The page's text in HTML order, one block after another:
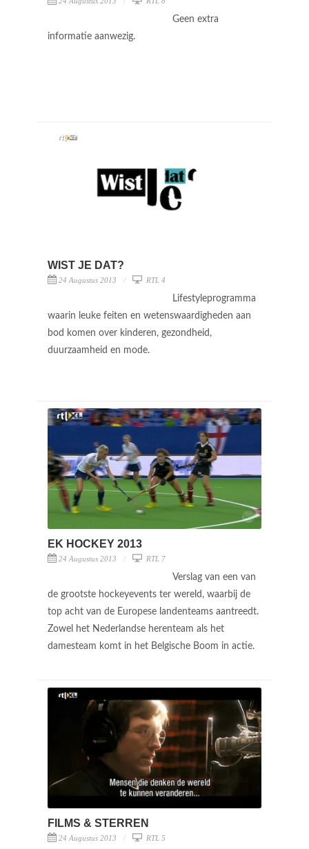
Geen extra
informatie aanwezig.
WIST JE DAT?
24 Augustus 2013 RTL 4
Lifestyleprogramma
waarin leuke feiten en wetenswaardigheden aan
bod komen over kinderen, gezondheid,
duurzaamheid en mode.
EK HOCKEY 2013
24 Augustus 2013 RTL 7
Verslag van een van
de grootste hockeyevents ter wereld, waarbij de
top acht van de Europese landenteams aantreedt.
Zowel het Nederlandse herenteam als het
damesteam komt in het Belgische Boom in actie.
FILMS & STERREN
24 Augustus 2013 RTL 5